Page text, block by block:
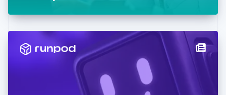
English
États-Unis
English 简体中文
Finlande